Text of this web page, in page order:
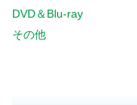
DVD＆Blu-ray
その他